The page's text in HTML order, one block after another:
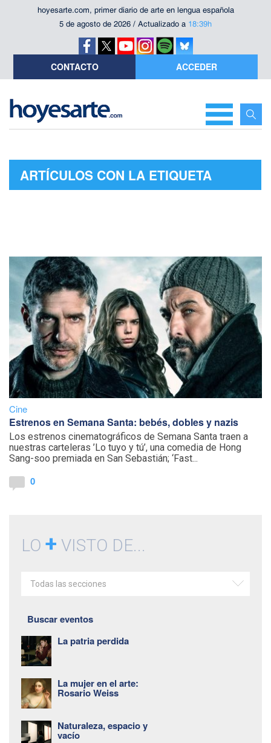
hoyesarte.com, primer diario de arte en lengua española
5 de agosto de 2026 / Actualizado a 18:39h
CONTACTO ACCEDER
ARTÍCULOS CON LA ETIQUETA
Cine
Estrenos en Semana Santa: bebés, dobles y nazis
Los estrenos cinematográficos de Semana Santa traen a
nuestras carteleras ’Lo tuyo y tú’, una comedia de Hong
Sang-soo premiada en San Sebastián; ‘Fast...
0
LO + VISTO DE...
Todas las secciones
Buscar eventos
La patria perdida
La mujer en el arte:
Rosario Weiss
Naturaleza, espacio y
vacío